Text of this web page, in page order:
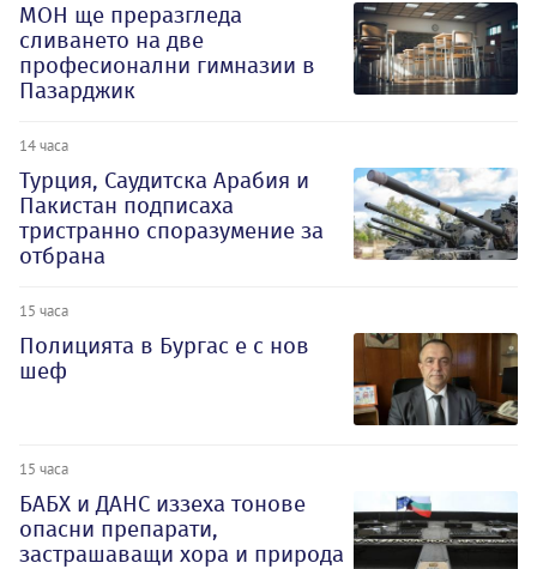
МОН ще преразгледа
сливането на две
професионални гимназии в
Пазарджик
14 часа
Турция, Саудитска Арабия и
Пакистан подписаха
тристранно споразумение за
отбрана
15 часа
Полицията в Бургас е с нов
шеф
15 часа
БАБХ и ДАНС иззеха тонове
опасни препарати,
застрашаващи хора и природа